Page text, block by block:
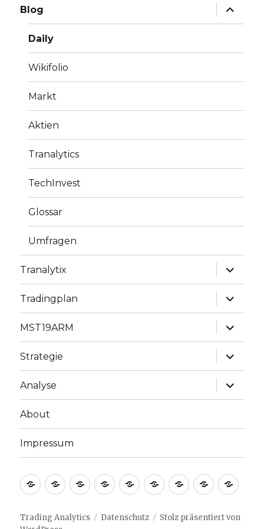
Blog
Daily
Wikifolio
Markt
Aktien
Tranalytics
TechInvest
Glossar
Umfragen
Tranalytix
Tradingplan
MST19ARM
Strategie
Analyse
About
Impressum
Welcome
Blog TranalytixTradingplan
MST19ARM
StrategieAnalyseAbout
Trading Analytics Datenschutz
Stolz präsentiert von